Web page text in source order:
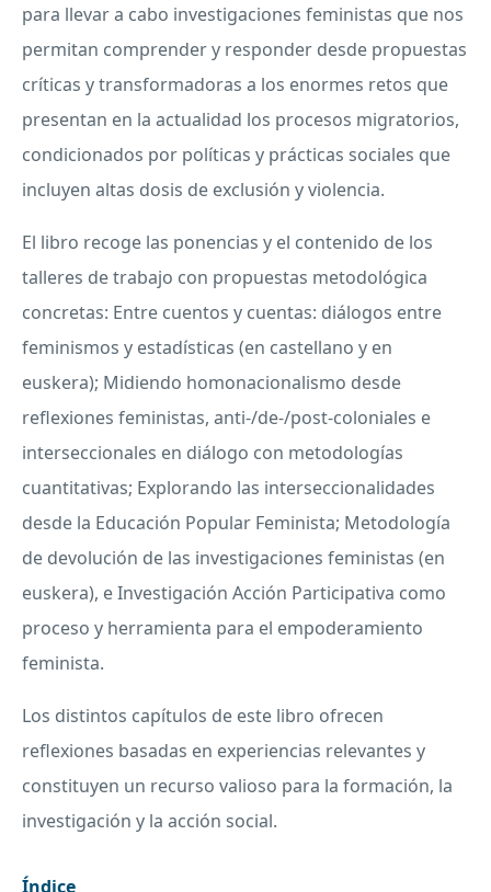
para llevar a cabo investigaciones feministas que nos
permitan comprender y responder desde propuestas
críticas y transformadoras a los enormes retos que
presentan en la actualidad los procesos migratorios,
condicionados por políticas y prácticas sociales que
incluyen altas dosis de exclusión y violencia.
El libro recoge las ponencias y el contenido de los
talleres de trabajo con propuestas metodológica
concretas: Entre cuentos y cuentas: diálogos entre
feminismos y estadísticas (en castellano y en
euskera); Midiendo homonacionalismo desde
reflexiones feministas, anti-/de-/post-coloniales e
interseccionales en diálogo con metodologías
cuantitativas; Explorando las interseccionalidades
desde la Educación Popular Feminista; Metodología
de devolución de las investigaciones feministas (en
euskera), e Investigación Acción Participativa como
proceso y herramienta para el empoderamiento
feminista.
Los distintos capítulos de este libro ofrecen
reflexiones basadas en experiencias relevantes y
constituyen un recurso valioso para la formación, la
investigación y la acción social.
Índice